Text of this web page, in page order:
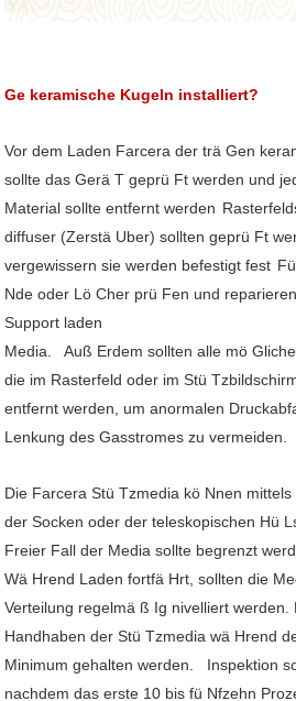
Ge keramische Kugeln installiert?
Vor dem Laden Farcera der trä Gen
sollte das Gerä T geprü Ft werden und
Material sollte entfernt werden
diffuser (Zerstä Uber) sollten geprü Ft
vergewissern sie werden befestigt fest
Nde oder Lö Cher prü Fen und
Support laden
Media. Auß Erdem sollten alle mö
die im Rasterfeld oder im Stü
entfernt werden, um anormalen
Lenkung des Gasstromes zu vermeiden.
Die Farcera Stü Tzmedia kö Nnen
der Socken oder der teleskopischen Hü
Freier Fall der Media sollte begrenzt
Wä Hrend Laden fortfä Hrt, sollten die
Verteilung regelmä ß Ig nivelliert werden.
Handhaben der Stü Tzmedia wä Hrend
Minimum gehalten werden. Inspektion
nachdem das erste 10 bis fü Nfzehn